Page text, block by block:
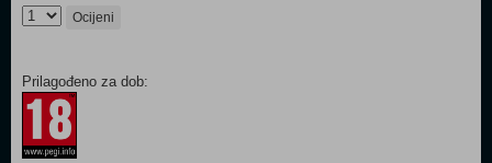
Ocijeni
Prilagođeno za dob: